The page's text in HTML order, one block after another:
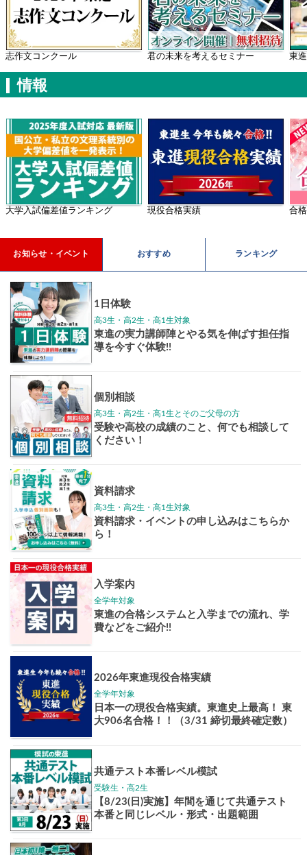
学年別案内
高3生 高2生
Pick up!